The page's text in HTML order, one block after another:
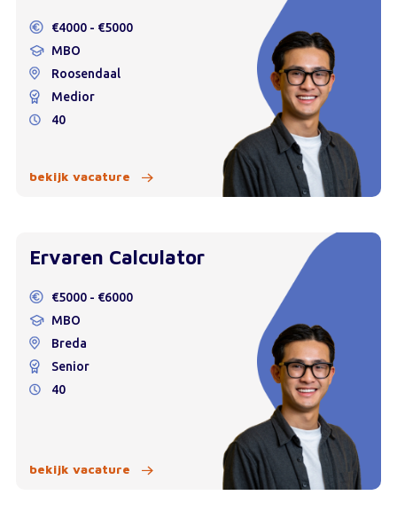
€4000 - €5000
MBO
Roosendaal
Medior
40
bekijk vacature
Ervaren Calculator
€5000 - €6000
MBO
Breda
Senior
40
bekijk vacature